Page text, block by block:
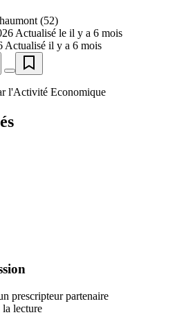
(52)
Actualisé le il y a 6 mois
Actualisé il y a 6 mois
l'Activité Economique
prescripteur partenaire
lecture